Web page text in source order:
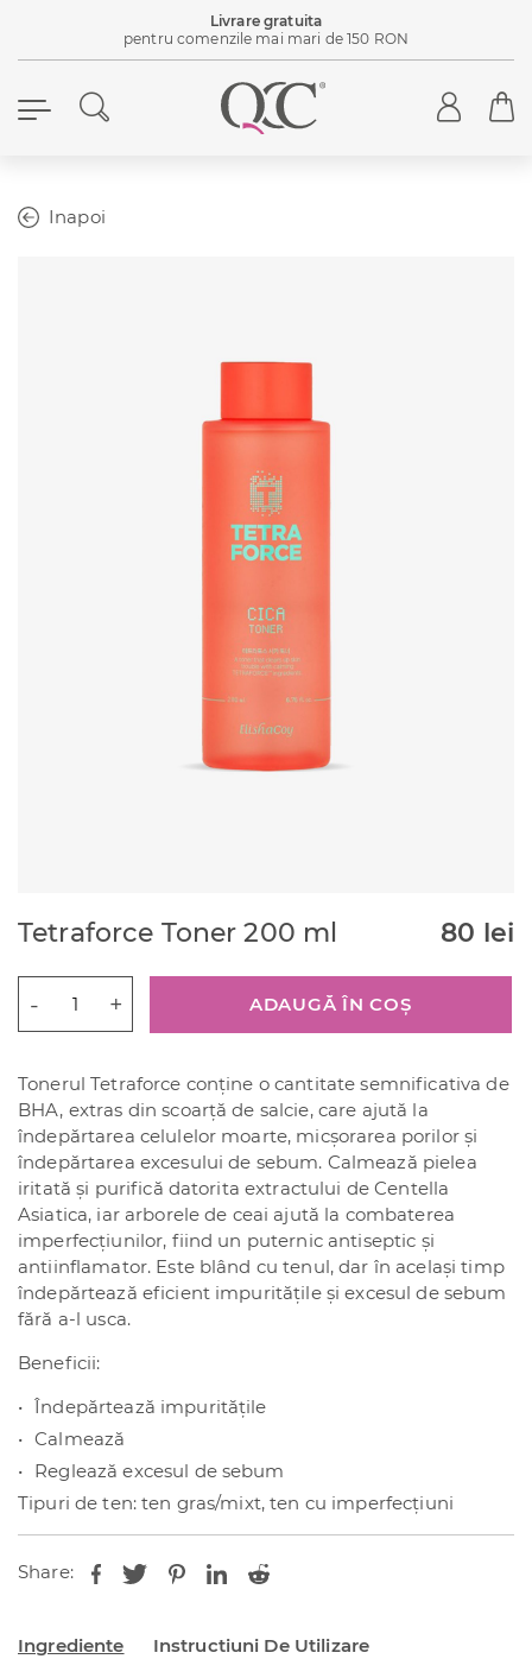
Livrare gratuita
pentru comenzile mai mari de 150 RON
Inapoi
Tetraforce Toner 200 ml 80 lei
Tetraforce
ml
ADAUGĂ ÎN COȘ
Tonerul Tetraforce conține o cantitate semnificativa de
BHA, extras din scoarță de salcie, care ajută la
îndepărtarea celulelor moarte, micșorarea porilor și
îndepărtarea excesului de sebum. Calmează pielea
iritată și purifică datorita extractului de Centella
Asiatica, iar arborele de ceai ajută la combaterea
imperfecțiunilor, fiind un puternic antiseptic și
antiinflamator. Este blând cu tenul, dar în același timp
îndepărtează eficient impuritățile și excesul de sebum
fără a-l usca.
Beneficii:
Îndepărtează impuritățile
Calmează
Reglează excesul de sebum
Tipuri de ten: ten gras/mixt, ten cu imperfecțiuni
Share:
Ingrediente Instructiuni De Utilizare